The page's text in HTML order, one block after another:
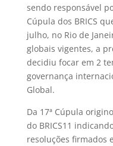
sendo responsável
Cúpula dos BRICS
julho, no Rio de
globais vigentes, a
decidiu focar em 2
governança
Global.
Da 17ª Cúpula
do BRICS11
resoluções firmados